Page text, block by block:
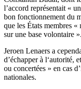
l’accord représentait «
bon fonctionnement du
que les États membres
sur une base volontaire ».
Jeroen Lenaers a
d’échapper à l‘autorité,
ou concertées » en cas
nationales.